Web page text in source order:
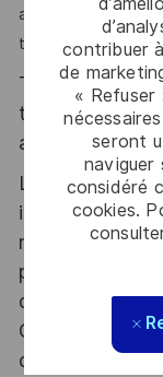
contribuer
de
« Refuser
seront
naviguer
considéré
cookies.
aspirez à
taille humaine,
Thales,
tous les
atout.
Le poste
informations
nationale, la
procédure
dispositions
Code de la
du 09 août